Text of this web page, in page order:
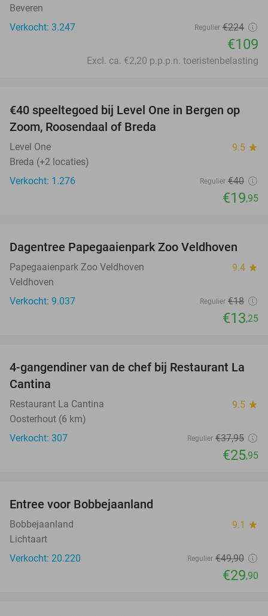
Beveren
Verkocht: 3.247
Regulier €224
€109
Excl. ca. €2,20 p.p.p.n. toeristenbelasting
50%
€40 speeltegoed bij Level One in Bergen op
Zoom, Roosendaal of Breda
Level One 9.5 star
Breda (+2 locaties)
Verkocht: 1.276
Regulier €40
€19,95
26%
Dagentree Papegaaienpark Zoo Veldhoven
Papegaaienpark Zoo Veldhoven 9.4 star
Veldhoven
Verkocht: 9.037
Regulier €18
€13,25
32%
4-gangendiner van de chef bij Restaurant La
Cantina
Restaurant La Cantina 9.5 star
Oosterhout (6 km)
Verkocht: 307
Regulier €37,95
€25,95
Entree voor Bobbejaanland
Bobbejaanland 9.1 star
Lichtaart
Verkocht: 20.220
Regulier €49,90
€29,90